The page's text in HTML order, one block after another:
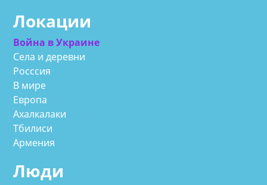
Локации
Война в Украине
Села и деревни
Росссия
В мире
Европа
Ахалкалаки
Тбилиси
Армения
Люди